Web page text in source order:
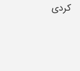
کردی